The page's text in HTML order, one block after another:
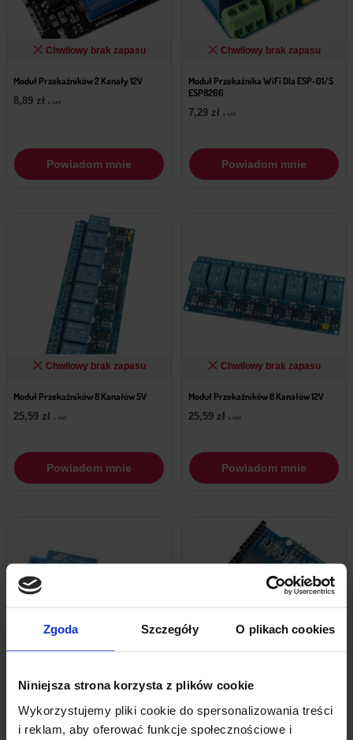
Zgoda Szczegóły O plikach cookies
Niniejsza strona korzysta z plików cookie
Wykorzystujemy pliki cookie do spersonalizowania treści
i reklam, aby oferować funkcje społecznościowe i
Chwilowy brak zapasu
Moduł Przekaźników 2 Kanały 12V
8,89 zł z VAT
Powiadom mnie
Chwilowy brak zapasu
Moduł Przekaźnika WiFi Dla ESP-01/S
ESP8266
7,29 zł z VAT
Powiadom mnie
Chwilowy brak zapasu
Moduł Przekaźników 8 Kanałów 5V
25,59 zł z VAT
Powiadom mnie
Chwilowy brak zapasu
Moduł Przekaźników 8 Kanałów 12V
25,59 zł z VAT
Powiadom mnie
12V
14,89zł z VAT
Shield – Nakładka Do Arduino UNO
26,69zł z VAT